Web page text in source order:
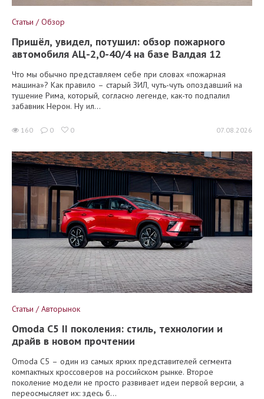
Статьи / Обзор
Пришёл, увидел, потушил: обзор пожарного
автомобиля АЦ-2,0-40/4 на базе Валдая 12
Что мы обычно представляем себе при словах «пожарная
машина»? Как правило – старый ЗИЛ, чуть-чуть опоздавший на
тушение Рима, который, согласно легенде, как-то подпалил
забавник Нерон. Ну ил...
160 0 0 07.08.2026
Статьи / Авторынок
Omoda C5 II поколения: стиль, технологии и
драйв в новом прочтении
Omoda C5 – один из самых ярких представителей сегмента
компактных кроссоверов на российском рынке. Второе
поколение модели не просто развивает идеи первой версии, а
переосмысляет их: здесь б...